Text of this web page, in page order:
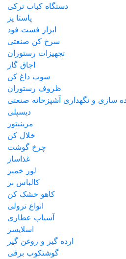
دستگاه کباب ترکی
پاستا پز
ابزار فست فود
سرخ کن صنعتی
تجهیزات رستوران
اجاق گاز
سوپ داغ کن
ظروف رستوران
سازی و نگهداری آشپزخانه صنعتی
دیسپلی
مرینیتور
خلال کن
چرخ گوشت
غذاساز
لور خمیر
کالباس بر
کاهو خشک کن
انواع ترولی
آسیاب عطاری
اسلایسر
ارده گیر و روغن گیر
گوشتکوب برقی